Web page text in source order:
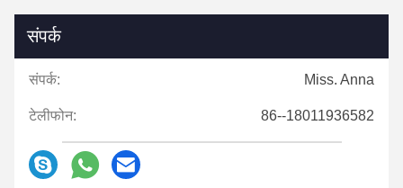
संपर्क
संपर्क: Miss. Anna
टेलीफोन: 86--18011936582